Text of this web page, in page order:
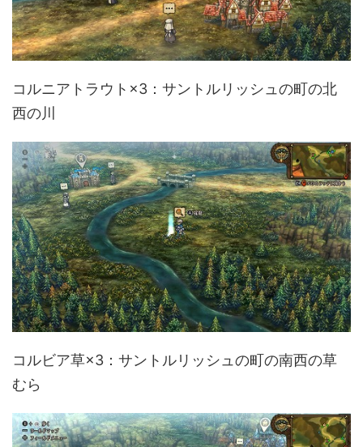
コルニアトラウト×3：サントルリッシュの町の北
西の川
コルビア草×3：サントルリッシュの町の南西の草
むら